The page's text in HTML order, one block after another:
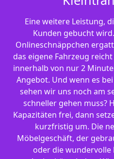
Eine weitere Leistung,
Kunden gebucht
Onlineschnäppchen
das eigene Fahrzeug
innerhalb von nur 2
Angebot. Und wenn es
sehen wir uns noch am
schneller gehen muss?
Kapazitäten frei, dann
kurzfristig um. Die
Möbelgeschäft, der
oder die wundervolle